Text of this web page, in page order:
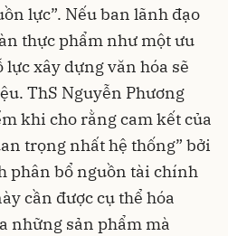
lực”. Nếu ban lãnh đạo
thực phẩm như một ưu
xây dựng văn hóa sẽ
ThS Nguyễn Phương
khi cho rằng cam kết của
trọng nhất hệ thống” bởi
phân bổ nguồn tài chính
cần được cụ thể hóa
những sản phẩm mà